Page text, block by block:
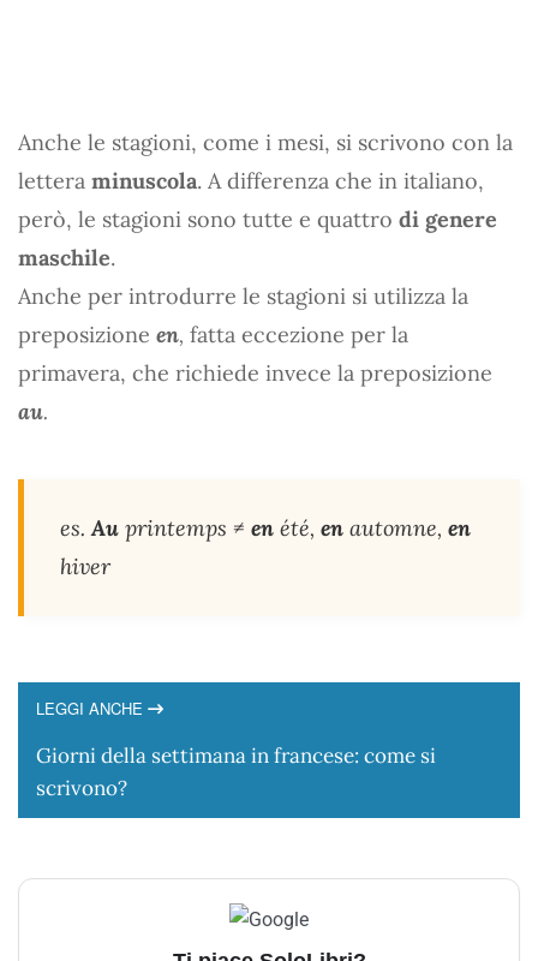
Anche le stagioni, come i mesi, si scrivono con la
lettera minuscola. A differenza che in italiano,
però, le stagioni sono tutte e quattro di genere
maschile.
Anche per introdurre le stagioni si utilizza la
preposizione en, fatta eccezione per la
primavera, che richiede invece la preposizione
au.
es.Au printemps ≠ en été, en automne, en
hiver
LEGGI ANCHE
Giorni della settimana in francese: come si
scrivono?